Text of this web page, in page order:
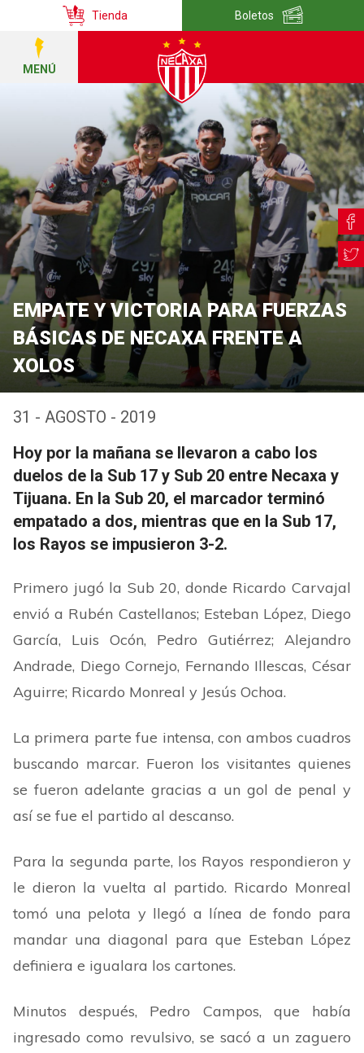
Tienda Boletos
MENÚ
EMPATE Y VICTORIA PARA FUERZAS
BÁSICAS DE NECAXA FRENTE A
XOLOS
31 - AGOSTO - 2019
Hoy por la mañana se llevaron a cabo los
duelos de la Sub 17 y Sub 20 entre Necaxa y
Tijuana. En la Sub 20, el marcador terminó
empatado a dos, mientras que en la Sub 17,
los Rayos se impusieron 3-2.
Primero jugó la Sub 20, donde Ricardo Carvajal
envió a Rubén Castellanos; Esteban López, Diego
García, Luis Ocón, Pedro Gutiérrez; Alejandro
Andrade, Diego Cornejo, Fernando Illescas, César
Aguirre; Ricardo Monreal y Jesús Ochoa.
La primera parte fue intensa, con ambos cuadros
buscando marcar. Fueron los visitantes quienes
se fueron adelante gracias a un gol de penal y
así se fue el partido al descanso.
Para la segunda parte, los Rayos respondieron y
le dieron la vuelta al partido. Ricardo Monreal
tomó una pelota y llegó a línea de fondo para
mandar una diagonal para que Esteban López
definiera e igualara los cartones.
Minutos después, Pedro Campos, que había
ingresado como revulsivo, se sacó a un zaguero